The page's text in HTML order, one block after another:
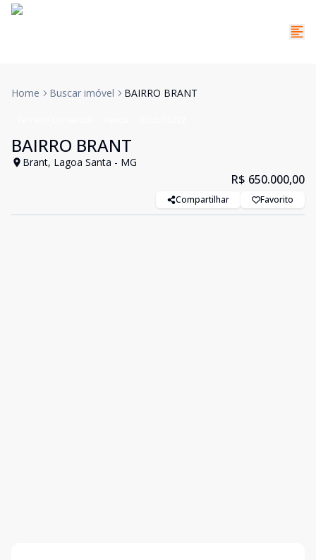
Home Buscar imóvel BAIRRO BRANT
BAIRRO BRANT
Brant, Lagoa Santa - MG
R$ 650.000,00
Compartilhar Favorito